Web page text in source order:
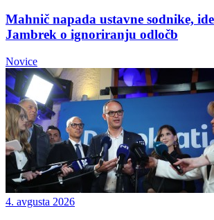
Mahnič napada ustavne sodnike,
Jambrek o ignoriranju odločb
Novice
4. avgusta 2026